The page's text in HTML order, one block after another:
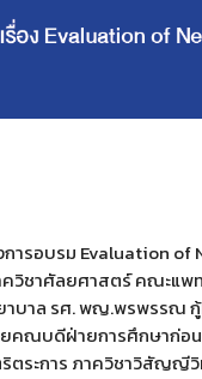
รอบรม Evaluation of
ควิชาศัลยศาสตร์ คณะแ
าล รศ. พญ.พรพรรณ กู้
ณบดีฝ่ายการศึกษาก่อ
ระการ ภาควิชาวิสัญญี